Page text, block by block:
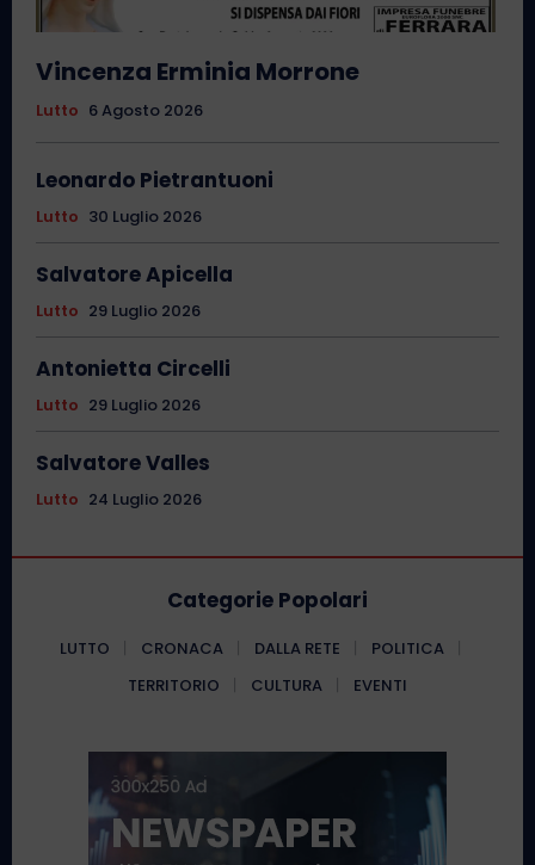
Vincenza Erminia Morrone
Lutto 6 Agosto 2026
Leonardo Pietrantuoni
Lutto 30 Luglio 2026
Salvatore Apicella
Lutto 29 Luglio 2026
Antonietta Circelli
Lutto 29 Luglio 2026
Salvatore Valles
Lutto 24 Luglio 2026
Categorie Popolari
LUTTO CRONACA DALLA RETE
POLITICA
TERRITORIO
CULTURA EVENTI